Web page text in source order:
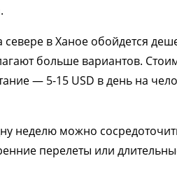
в Ханое обойдется
больше вариантов.
— 5-15 USD в день на
неделю можно
перелеты или